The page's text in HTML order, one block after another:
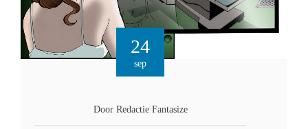
24
sep
Door Redactie Fantasize